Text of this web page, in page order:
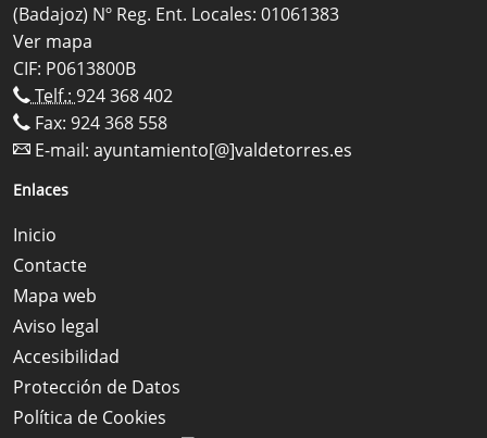
(Badajoz) Nº Reg. Ent. Locales: 01061383
Ver mapa
CIF: P0613800B
Telf.: 924 368 402
Fax: 924 368 558
E-mail: ayuntamiento[@]valdetorres.es
Enlaces
Inicio
Contacte
Mapa web
Aviso legal
Accesibilidad
Protección de Datos
Política de Cookies